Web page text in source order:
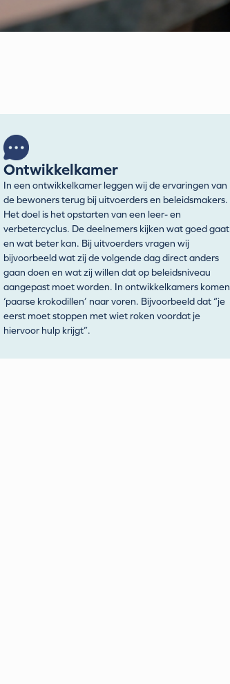
Ontwikkelkamer
In een ontwikkelkamer leggen wij de ervaringen van
de bewoners terug bij uitvoerders en beleidsmakers.
Het doel is het opstarten van een leer- en
verbetercyclus. De deelnemers kijken wat goed gaat
en wat beter kan. Bij uitvoerders vragen wij
bijvoorbeeld wat zij de volgende dag direct anders
gaan doen en wat zij willen dat op beleidsniveau
aangepast moet worden. In ontwikkelkamers komen
‘paarse krokodillen’ naar voren. Bijvoorbeeld dat “je
eerst moet stoppen met wiet roken voordat je
hiervoor hulp krijgt”.